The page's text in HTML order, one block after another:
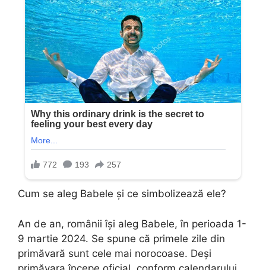
Cum se aleg Babele și ce simbolizează ele?
An de an, românii își aleg Babele, în perioada 1-
9 martie 2024. Se spune că primele zile din
primăvară sunt cele mai norocoase. Deși